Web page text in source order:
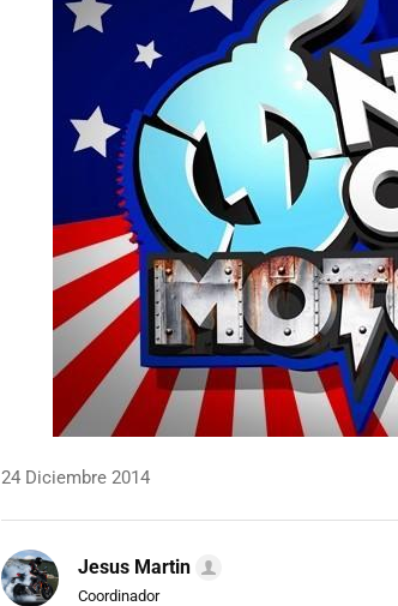
24 Diciembre 2014
Jesus Martin
Coordinador